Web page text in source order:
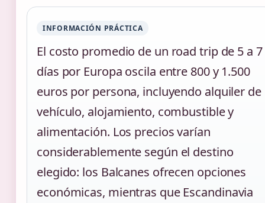
INFORMACIÓN PRÁCTICA
El costo promedio de un road trip de 5 a 7
días por Europa oscila entre 800 y 1.500
euros por persona, incluyendo alquiler de
vehículo, alojamiento, combustible y
alimentación. Los precios varían
considerablemente según el destino
elegido: los Balcanes ofrecen opciones
económicas, mientras que Escandinavia